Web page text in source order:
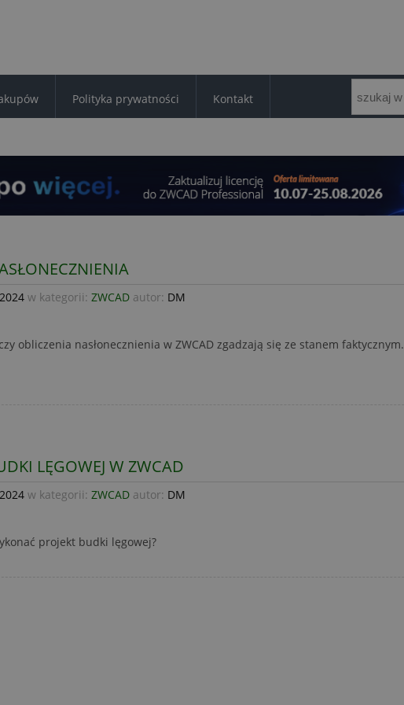
Polityka prywatności Kontakt
w kategorii: ZWCAD autor: DM
obliczenia nasłonecznienia w ZWCAD zgadzają się ze stanem faktycznym.
LĘGOWEJ W ZWCAD
w kategorii: ZWCAD autor: DM
projekt budki lęgowej?